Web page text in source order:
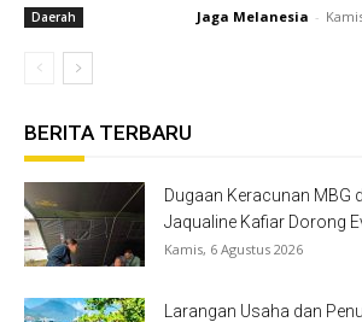
Daerah Jaga Melanesia -
BERITA TERBARU
Dugaan Keracunan MBG
Jaqualine Kafiar Dorong
Kamis, 6 Agustus 2026
Larangan Usaha dan